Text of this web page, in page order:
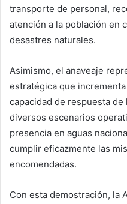
transporte de personal,
atención a la población en
desastres naturales.
Asimismo, el anaveaje
estratégica que
capacidad de respuesta de
diversos escenarios
presencia en aguas
cumplir eficazmente las
encomendadas.
Con esta demostración, la